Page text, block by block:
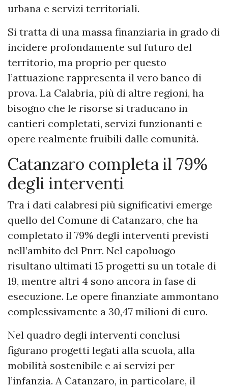
urbana e servizi territoriali.
Si tratta di una massa finanziaria in grado di
incidere profondamente sul futuro del
territorio, ma proprio per questo
l’attuazione rappresenta il vero banco di
prova. La Calabria, più di altre regioni, ha
bisogno che le risorse si traducano in
cantieri completati, servizi funzionanti e
opere realmente fruibili dalle comunità.
Catanzaro completa il 79%
degli interventi
Tra i dati calabresi più significativi emerge
quello del Comune di Catanzaro, che ha
completato il 79% degli interventi previsti
nell’ambito del Pnrr. Nel capoluogo
risultano ultimati 15 progetti su un totale di
19, mentre altri 4 sono ancora in fase di
esecuzione. Le opere finanziate ammontano
complessivamente a 30,47 milioni di euro.
Nel quadro degli interventi conclusi
figurano progetti legati alla scuola, alla
mobilità sostenibile e ai servizi per
l’infanzia. A Catanzaro, in particolare, il